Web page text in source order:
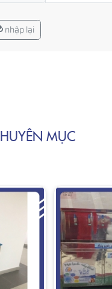
nhập lại
MỤC